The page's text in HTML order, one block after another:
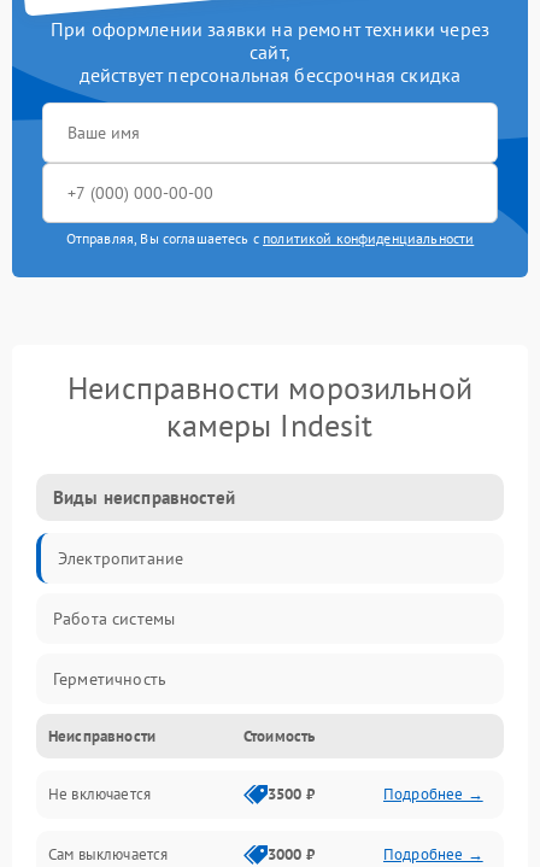
При оформлении заявки на ремонт техники через
сайт,
действует персональная бессрочная скидка
Отправляя, Вы соглашаетесь с политикой конфиденциальности
Неисправности морозильной
камеры Indesit
Виды неисправностей
Электропитание
Работа системы
Герметичность
Механика
Неисправности Стоимость
Не включается 3500 ₽ Подробнее →
Сам выключается 3000 ₽ Подробнее →